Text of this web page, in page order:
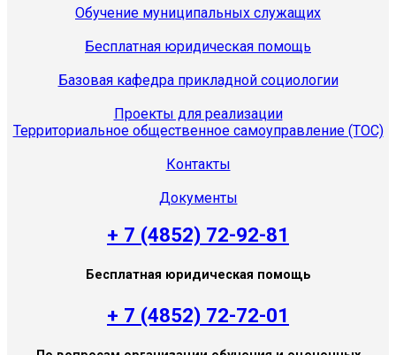
Обучение муниципальных служащих
Бесплатная юридическая помощь
Базовая кафедра прикладной социологии
Проекты для реализации
Территориальное общественное самоуправление (ТОС)
Контакты
Документы
+ 7 (4852) 72-92-81
Бесплатная юридическая помощь
+ 7 (4852) 72-72-01